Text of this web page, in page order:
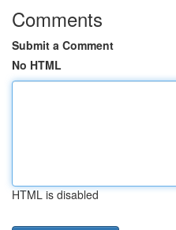
Comments
Submit a Comment
No HTML
HTML is disabled